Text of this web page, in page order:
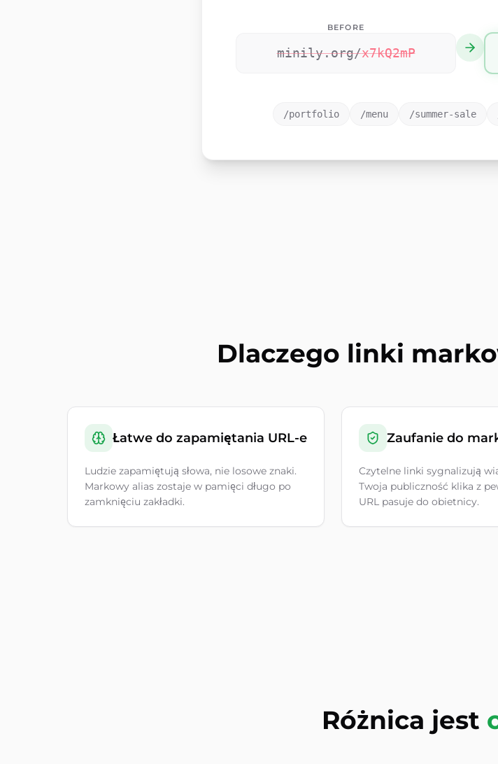
BEFORE
minily.org/x7kQ2mP
/portfolio /menu /summer-sale
Dlaczego linki
Łatwe do zapamiętania URL-e
Ludzie zapamiętują słowa, nie losowe znaki.
Markowy alias zostaje w pamięci długo po
zamknięciu zakładki.
Zaufanie do
Czytelne linki sygnalizują
Twoja publiczność klika z
URL pasuje do obietnicy.
Różnica jest